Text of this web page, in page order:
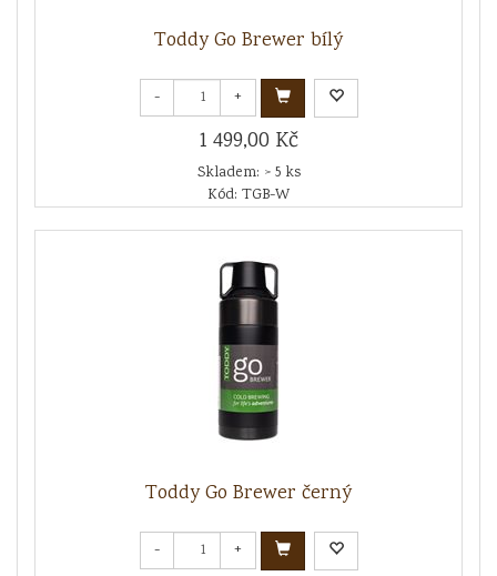
Toddy Go Brewer bílý
- +
1 499,00 Kč
Skladem: > 5 ks
Kód: TGB-W
Toddy Go Brewer černý
- +